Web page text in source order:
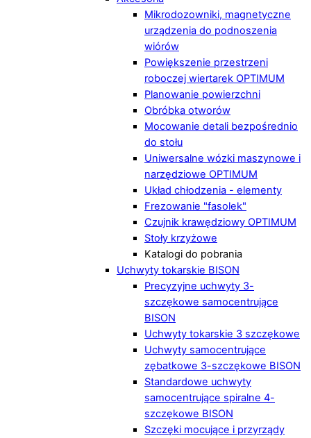
Mikrodozowniki, magnetyczne
urządzenia do podnoszenia
wiórów
Powiększenie przestrzeni
roboczej wiertarek OPTIMUM
Planowanie powierzchni
Obróbka otworów
Mocowanie detali bezpośrednio
do stołu
Uniwersalne wózki maszynowe i
narzędziowe OPTIMUM
Układ chłodzenia - elementy
Frezowanie "fasolek"
Czujnik krawędziowy OPTIMUM
Stoły krzyżowe
Katalogi do pobrania
Uchwyty tokarskie BISON
Precyzyjne uchwyty 3-
szczękowe samocentrujące
BISON
Uchwyty tokarskie 3 szczękowe
Uchwyty samocentrujące
zębatkowe 3-szczękowe BISON
Standardowe uchwyty
samocentrujące spiralne 4-
szczękowe BISON
Szczęki mocujące i przyrządy